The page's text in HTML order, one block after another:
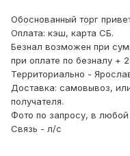
Обоснованный торг
Оплата: кэш, карта СБ.
Безнал возможен при
при оплате по безналу +
Территориально -
Доставка: самовывоз,
получателя.
Фото по запросу, в любой
Связь - л/с